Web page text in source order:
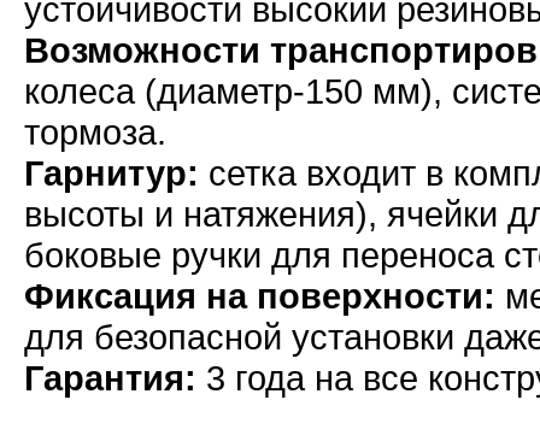
устойчивости высокий
Возможности
колеса (диаметр-150 мм),
тормоза.
Гарнитур: сетка входит в
высоты и натяжения), ячейки
боковые ручки для переноса
Фиксация на поверхности:
для безопасной установки
Гарантия: 3 года на все